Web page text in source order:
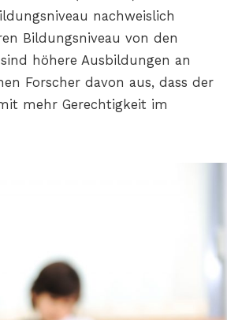
nachweislich
Bildungsniveau von den
höhere Ausbildungen an
Forscher davon aus, dass der
mehr Gerechtigkeit im